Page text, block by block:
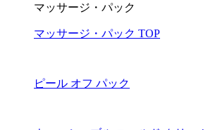
マッサージ・パック
マッサージ・パック TOP
ピール オフ パック